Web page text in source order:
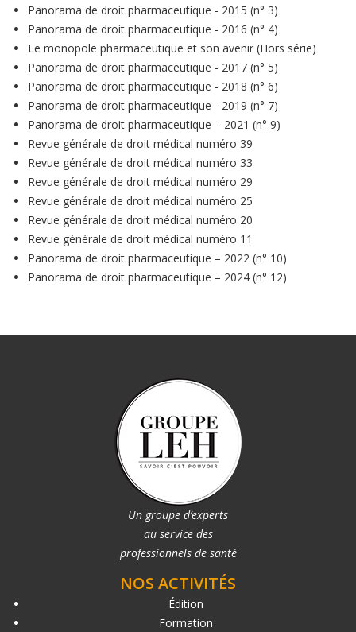
Panorama de droit pharmaceutique - 2015 (n° 3)
Panorama de droit pharmaceutique - 2016 (n° 4)
Le monopole pharmaceutique et son avenir (Hors série)
Panorama de droit pharmaceutique - 2017 (n° 5)
Panorama de droit pharmaceutique - 2018 (n° 6)
Panorama de droit pharmaceutique - 2019 (n° 7)
Panorama de droit pharmaceutique – 2021 (n° 9)
Revue générale de droit médical numéro 39
Revue générale de droit médical numéro 33
Revue générale de droit médical numéro 29
Revue générale de droit médical numéro 25
Revue générale de droit médical numéro 20
Revue générale de droit médical numéro 11
Panorama de droit pharmaceutique – 2022 (n° 10)
Panorama de droit pharmaceutique – 2024 (n° 12)
Un groupe d’experts
au service des
professionnels de santé
NOS ACTIVITÉS
Édition
Formation